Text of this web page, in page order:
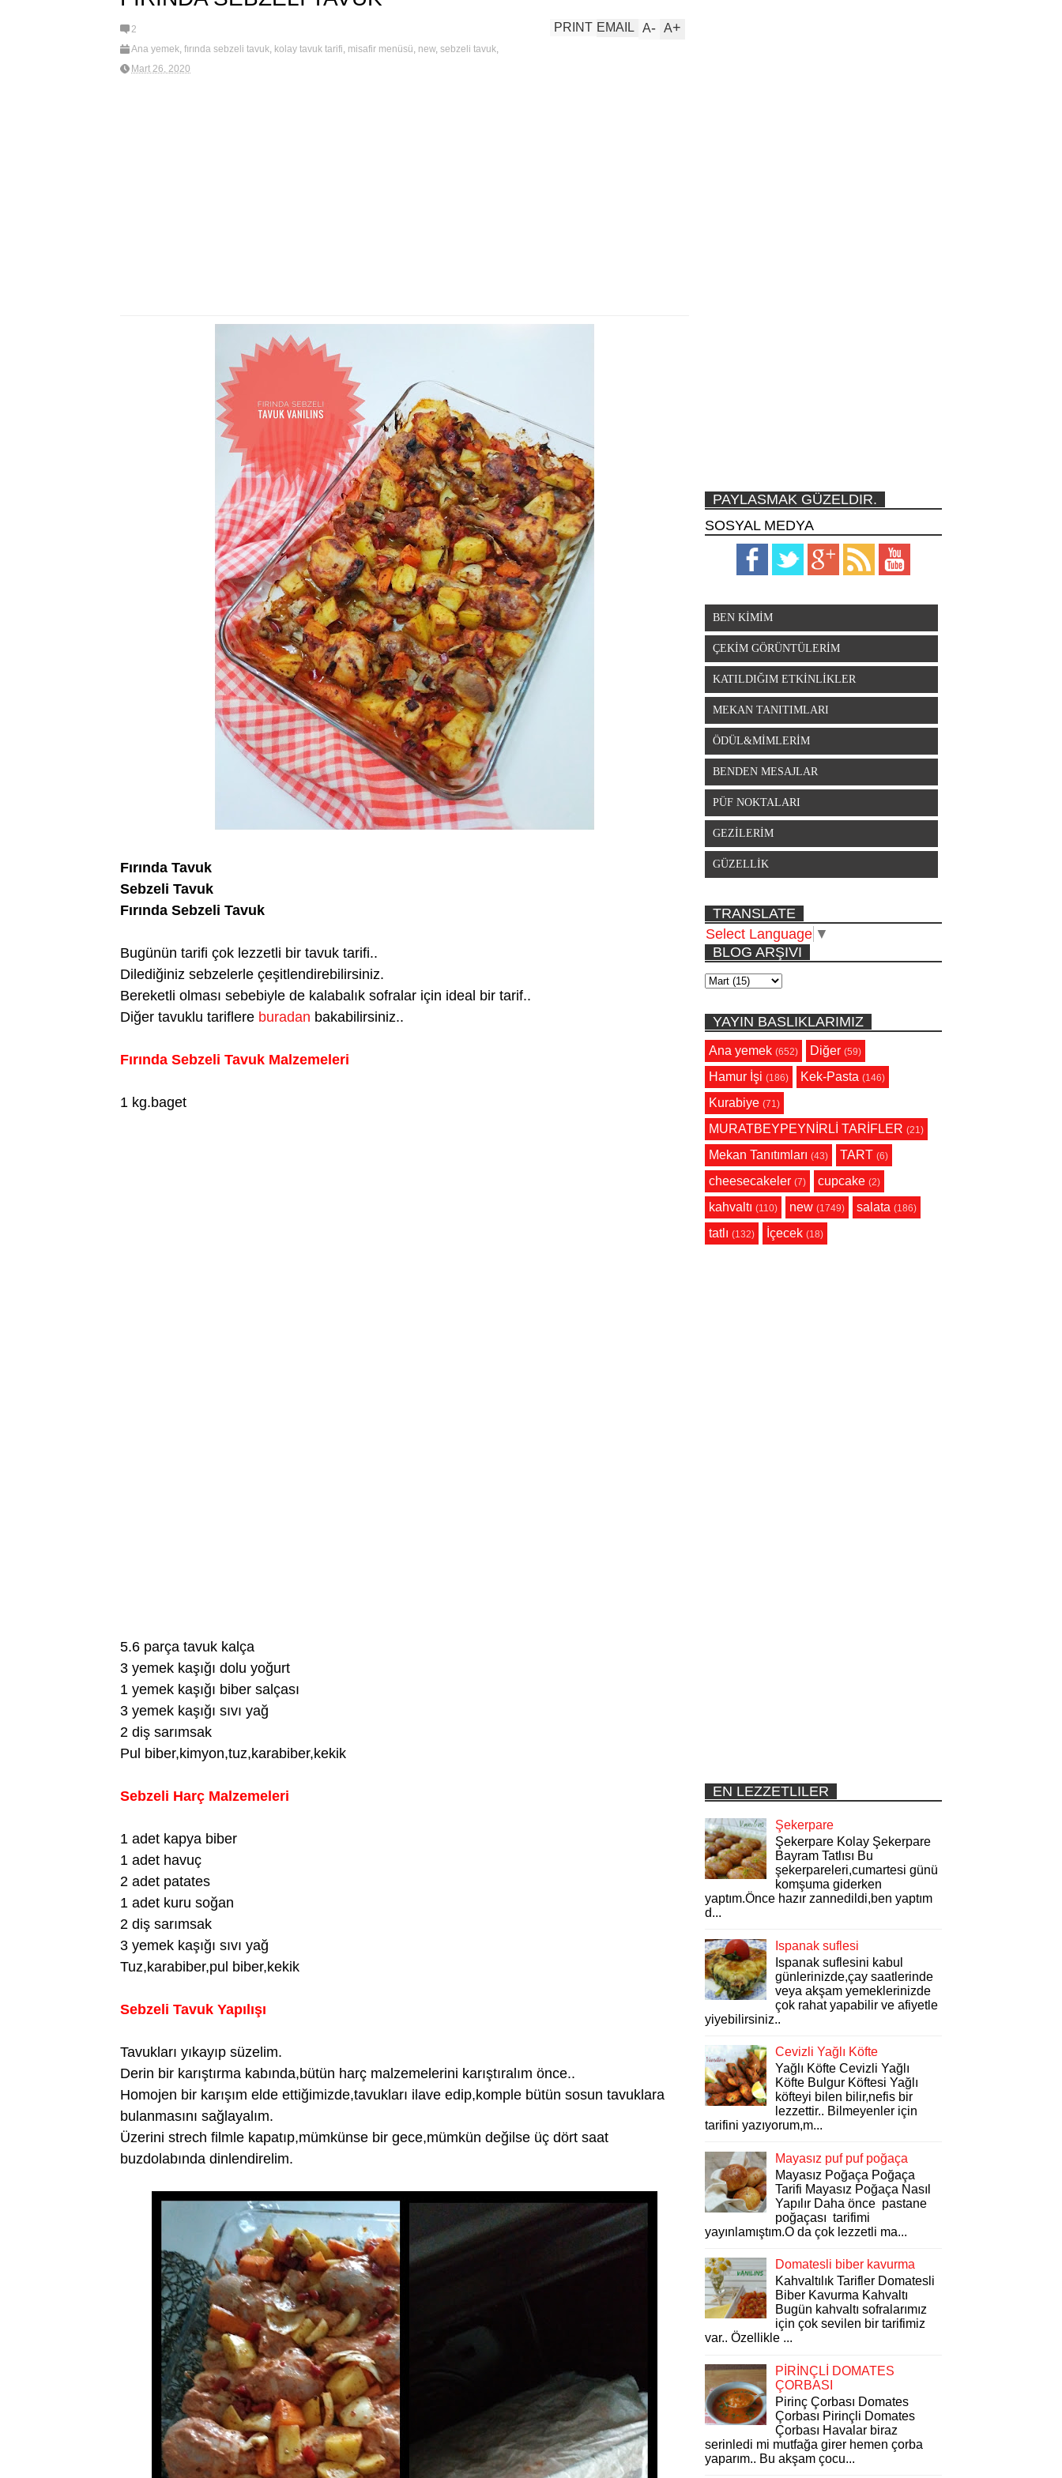
2
Ana yemek, fırında sebzeli tavuk, kolay tavuk tarifi, misafir menüsü, new, sebzeli tavuk,
Mart 26, 2020
A+
A-
EMAIL
PRINT
Fırında Tavuk
Sebzeli Tavuk
Fırında Sebzeli Tavuk
Bugünün tarifi çok lezzetli bir tavuk tarifi..
Dilediğiniz sebzelerle çeşitlendirebilirsiniz.
Bereketli olması sebebiyle de kalabalık sofralar için ideal bir tarif..
Diğer tavuklu tariflere buradan bakabilirsiniz..
Fırında Sebzeli Tavuk Malzemeleri
1 kg.baget
5.6 parça tavuk kalça
3 yemek kaşığı dolu yoğurt
1 yemek kaşığı biber salçası
3 yemek kaşığı sıvı yağ
2 diş sarımsak
Pul biber,kimyon,tuz,karabiber,kekik
Sebzeli Harç Malzemeleri
1 adet kapya biber
1 adet havuç
2 adet patates
1 adet kuru soğan
2 diş sarımsak
3 yemek kaşığı sıvı yağ
Tuz,karabiber,pul biber,kekik
Sebzeli Tavuk Yapılışı
Tavukları yıkayıp süzelim.
Derin bir karıştırma kabında,bütün harç malzemelerini karıştıralım önce..
Homojen bir karışım elde ettiğimizde,tavukları ilave edip,komple bütün sosun tavuklara
bulanmasını sağlayalım.
Üzerini strech filmle kapatıp,mümkünse bir gece,mümkün değilse üç dört saat
buzdolabında dinlendirelim.
PAYLASMAK GÜZELDIR.
SOSYAL MEDYA
BEN KİMİM
ÇEKİM GÖRÜNTÜLERİM
KATILDIĞIM ETKİNLİKLER
MEKAN TANITIMLARI
ÖDÜL&MİMLERİM
BENDEN MESAJLAR
PÜF NOKTALARI
GEZİLERİM
GÜZELLİK
TRANSLATE
Select Language ▼
BLOG ARŞIVI
YAYIN BASLIKLARIMIZ
Ana yemek (652) Diğer (59)
Hamur İşi (186) Kek-Pasta (146)
Kurabiye (71)
MURATBEYPEYNİRLİ TARİFLER (21)
Mekan Tanıtımları (43) TART (6)
cheesecakeler (7) cupcake (2)
kahvaltı (110) new (1749) salata (186)
tatlı (132) İçecek (18)
EN LEZZETLILER
Şekerpare
Şekerpare Kolay Şekerpare
Bayram Tatlısı Bu
şekerpareleri,cumartesi günü
komşuma giderken
yaptım.Önce hazır zannedildi,ben yaptım
d...
Ispanak suflesi
Ispanak suflesini kabul
günlerinizde,çay saatlerinde
veya akşam yemeklerinizde
çok rahat yapabilir ve afiyetle
yiyebilirsiniz..
Cevizli Yağlı Köfte
Yağlı Köfte Cevizli Yağlı
Köfte Bulgur Köftesi Yağlı
köfteyi bilen bilir,nefis bir
lezzettir.. Bilmeyenler için
tarifini yazıyorum,m...
Mayasız puf puf poğaça
Mayasız Poğaça Poğaça
Tarifi Mayasız Poğaça Nasıl
Yapılır Daha önce pastane
poğaçası tarifimi
yayınlamıştım.O da çok lezzetli ma...
Domatesli biber kavurma
Kahvaltılık Tarifler Domatesli
Biber Kavurma Kahvaltı
Bugün kahvaltı sofralarımız
için çok sevilen bir tarifimiz
var.. Özellikle ...
PİRİNÇLİ DOMATES
ÇORBASI
Pirinç Çorbası Domates
Çorbası Pirinçli Domates
Çorbası Havalar biraz
serinledi mi mutfağa girer hemen çorba
yaparım.. Bu akşam çocu...